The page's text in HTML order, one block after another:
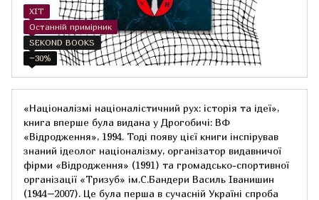
ХІТ
Останній примірник
SEKOND BOOKS
−30%
«Націоналізмі націоналістичний рух: історія та ідеї»,
книга вперше була видана у Дрогобичі: ВФ
«Відродження», 1994. Тоді появу цієї книги інспірував
знаний ідеолог націоналізму, організатор видавничої
фірми «Відродження» (1991) та громадсько-спортивної
організації «Тризуб» ім.С.Бандери Василь Іванишин
(1944–2007). Це була перша в сучасній Україні спроба